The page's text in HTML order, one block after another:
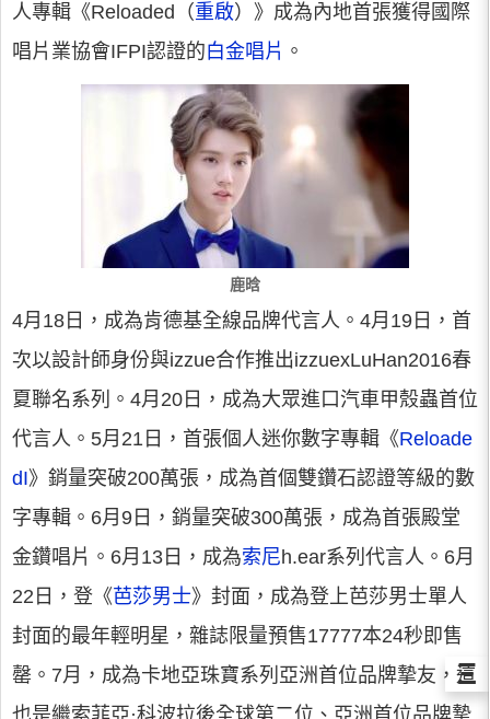
人專輯《Reloaded（重啟）》成為內地首張獲得國際
唱片業協會IFPI認證的白金唱片 。
鹿晗
4月18日，成為肯德基全線品牌代言人。4月19日，首
次以設計師身份與izzue合作推出izzuexLuHan2016春
夏聯名系列。4月20日，成為大眾進口汽車甲殼蟲首位
代言人。5月21日，首張個人迷你數字專輯《Reloade
dI》銷量突破200萬張，成為首個雙鑽石認證等級的數
字專輯。6月9日，銷量突破300萬張，成為首張殿堂
金鑽唱片。6月13日，成為索尼h.ear系列代言人。6月
22日，登《芭莎男士》封面，成為登上芭莎男士單人
封面的最年輕明星，雜誌限量預售17777本24秒即售
罄。7月，成為卡地亞珠寶系列亞洲首位品牌摯友，這
也是繼索菲亞·科波拉後全球第二位、亞洲首位品牌摯
Ξ